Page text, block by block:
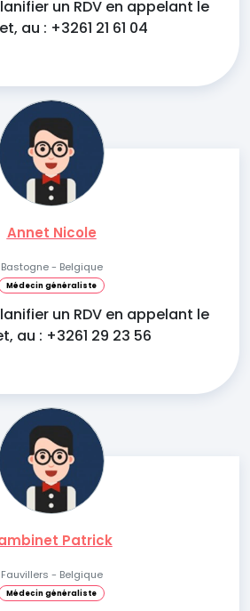
un RDV en appelant le
au : +3261 21 61 04
Annet Nicole
Bastogne - Belgique
Médecin généraliste
un RDV en appelant le
au : +3261 29 23 56
Patrick
Fauvillers - Belgique
Médecin généraliste